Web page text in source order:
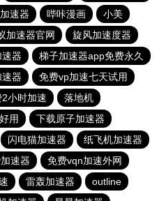
速器 哔咔漫画
小美
加速器官网
旋风加速度器
器
梯子加速器app免费永久
器
免费vp加速七天试用
小时加速
落地机
用
下载原子加速器
闪电猫加速器
纸飞机加速器
速器
免费vqn加速外网
雷轰加速器
outline